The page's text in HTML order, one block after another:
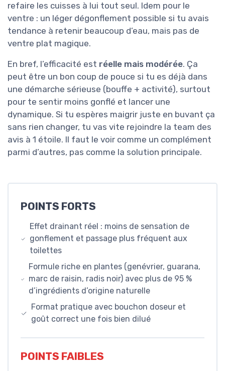
refaire les cuisses à lui tout seul. Idem pour le
ventre : un léger dégonflement possible si tu avais
tendance à retenir beaucoup d’eau, mais pas de
ventre plat magique.
En bref, l’efficacité est réelle mais modérée. Ça
peut être un bon coup de pouce si tu es déjà dans
une démarche sérieuse (bouffe + activité), surtout
pour te sentir moins gonflé et lancer une
dynamique. Si tu espères maigrir juste en buvant ça
sans rien changer, tu vas vite rejoindre la team des
avis à 1 étoile. Il faut le voir comme un complément
parmi d’autres, pas comme la solution principale.
POINTS FORTS
Effet drainant réel : moins de sensation de
gonflement et passage plus fréquent aux
toilettes
Formule riche en plantes (genévrier, guarana,
marc de raisin, radis noir) avec plus de 95 %
d’ingrédients d’origine naturelle
Format pratique avec bouchon doseur et
goût correct une fois bien dilué
POINTS FAIBLES